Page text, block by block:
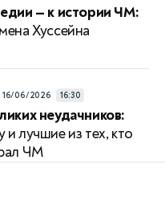
— к истории ЧМ:
Хуссейна
16/06/2026 16:30
неудачников:
и лучшие из тех, кто
ЧМ